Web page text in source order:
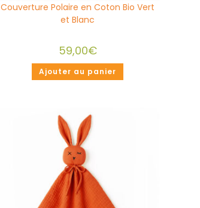
Couverture Polaire en Coton Bio Vert
et Blanc
59,00€
Ajouter au panier